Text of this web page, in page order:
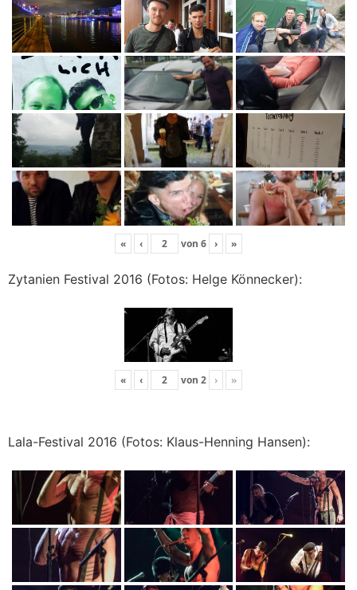
« ‹ von 6 › »
Zytanien Festival 2016 (Fotos: Helge Könnecker):
« ‹ von 2 › »
Lala-Festival 2016 (Fotos: Klaus-Henning Hansen):